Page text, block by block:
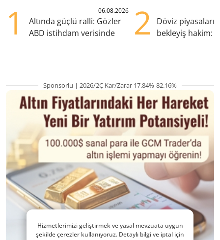
1 06.08.2026
Altında güçlü ralli: Gözler
ABD istihdam verisinde
2
Döviz
bekleyiş hakim:
Sponsorlu | 2026/2Ç Kar/Zarar 17.84%-82.16%
Hizmetlerimizi geliştirmek ve yasal mevzuata uygun
şekilde çerezler kullanıyoruz. Detaylı bilgi ve iptal için